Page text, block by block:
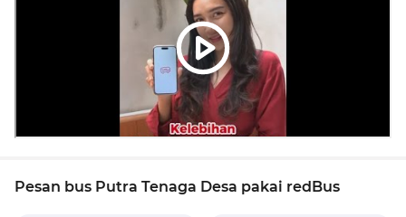
Pesan bus Putra Tenaga Desa pakai redBus